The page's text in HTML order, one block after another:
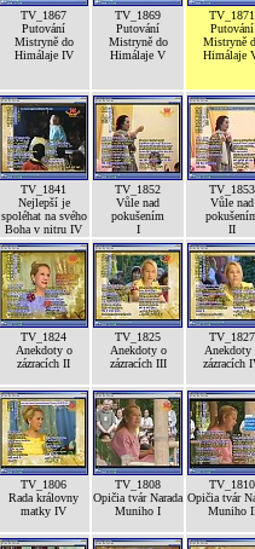
TV_1867
Putování
Mistryně do
Himálaje IV
TV_1869
Putování
Mistryně do
Himálaje V
TV_1871
Putování
Mistryně
Himálaje
TV_1841
Nejlepší je
spoléhat na svého
Boha v nitru IV
TV_1852
Vůle nad
pokušením
I
TV_1853
Vůle nad
II
TV_1824
Anekdoty o
zázracích II
TV_1825
Anekdoty o
zázracích III
TV_1827
Anekdoty
zázracích
TV_1806
Rada královny
matky IV
TV_1808
Opičia tvár Narada
Muniho I
TV_1810
Opičia tvár
Muniho